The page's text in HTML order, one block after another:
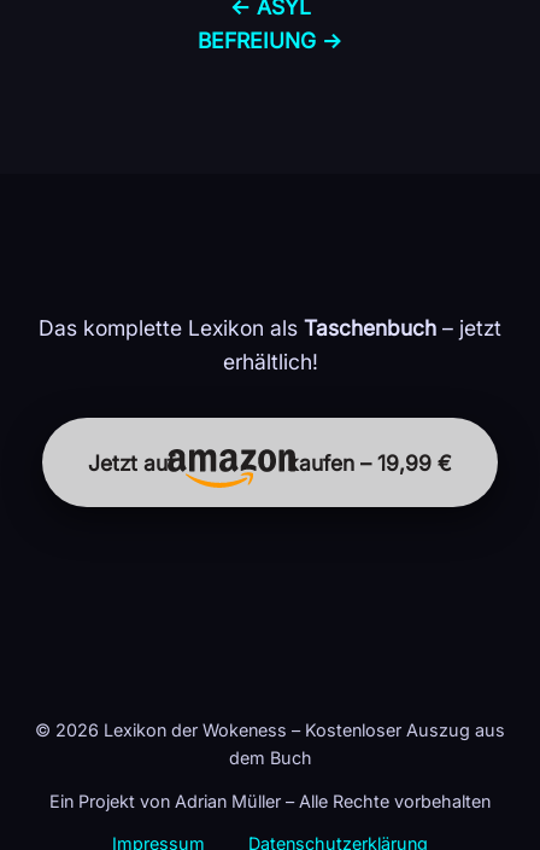
← ASYL
BEFREIUNG →
Das komplette Lexikon als Taschenbuch – jetzt
erhältlich!
Jetzt auf kaufen – 19,99 €
© 2026 Lexikon der Wokeness – Kostenloser Auszug aus
dem Buch
Ein Projekt von Adrian Müller – Alle Rechte vorbehalten
Impressum Datenschutzerklärung